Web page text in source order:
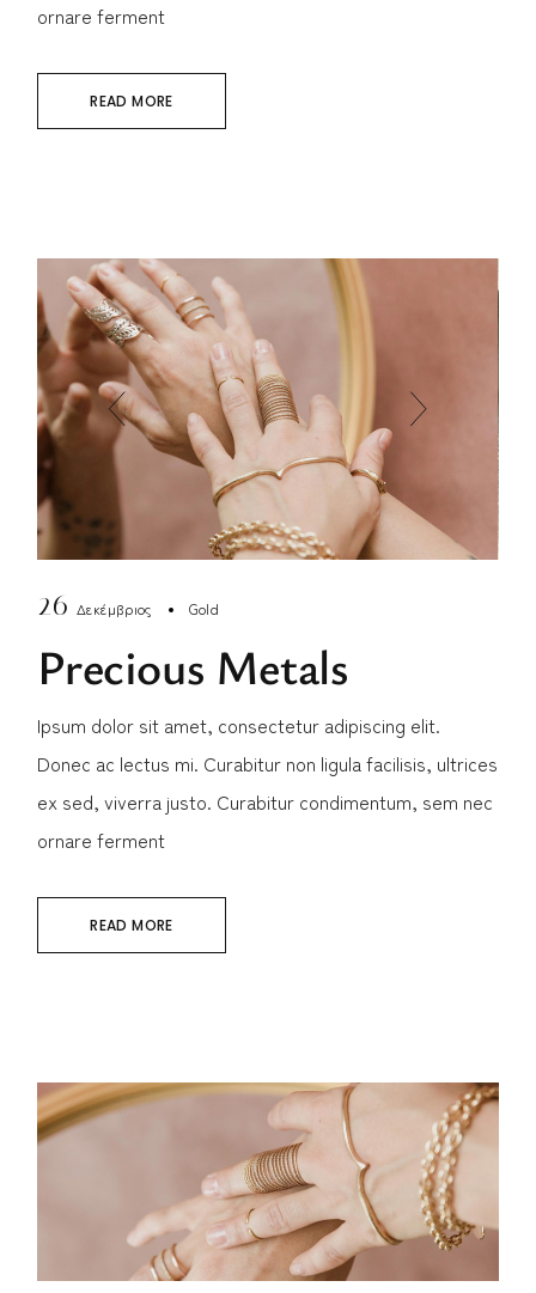
ornare ferment
READ MORE
26 Δεκέμβριος Gold
Precious Metals
Ipsum dolor sit amet, consectetur adipiscing elit.
Donec ac lectus mi. Curabitur non ligula facilisis, ultrices
ex sed, viverra justo. Curabitur condimentum, sem nec
ornare ferment
READ MORE